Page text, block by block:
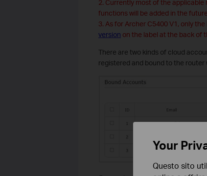
2. Currently most of the
functions will be added in the
3. As for Archer C5400 V1, only
version on the label at the back of
There are two kinds of cloud
registered and bound to the router
Your
Questo sito